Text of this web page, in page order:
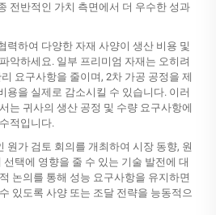
전반적인 가치 측면에서 더 우수한 성과
력하여 다양한 자재 사양이 생산 비용 및
악하세요. 일부 프리미엄 자재는 오히려
요구사항을 줄이며, 2차 가공 공정을 제
용을 실제로 감소시킬 수 있습니다. 이러
는 귀사의 생산 공정 및 수량 요구사항에
적입니다.
원가 검토 회의를 개최하여 시장 동향, 원
택에 영향을 줄 수 있는 기술 발전에 대
논의를 통해 성능 요구사항을 유지하면
있도록 사양 또는 조달 전략을 능동적으